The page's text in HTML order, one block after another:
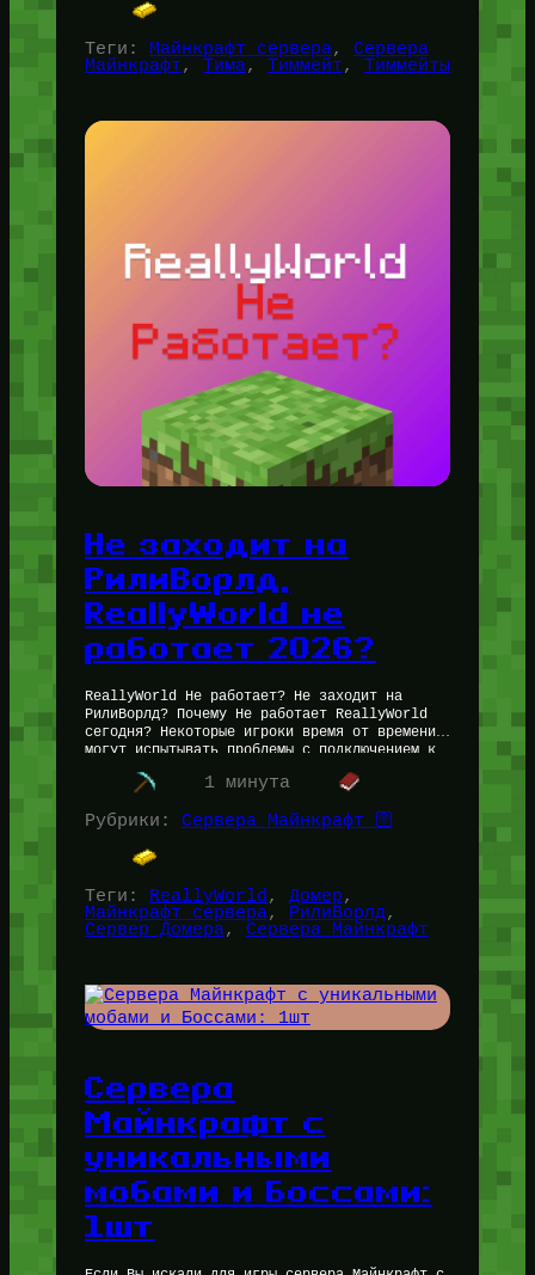
Теги: Майнкрафт сервера, Сервера
Майнкрафт, Тима, Тиммейт, Тиммейты
Не заходит на
РилиВорлд,
ReallyWorld не
работает 2026?
ReallyWorld Не работает? Не заходит на
РилиВорлд? Почему Не работает ReallyWorld
сегодня? Некоторые игроки время от времени
могут испытывать проблемы с подключением к
Майнкрафт Серверу ReallyWorld. Статус
Онлайна и работы…1 минута
Рубрики: Сервера Майнкрафт 🛜
Теги: ReallyWorld, Домер
Майнкрафт сервера, РилиВорлд
Сервер Домера, Сервера Майнкрафт
Сервера
Майнкрафт с
уникальными
мобами и Боссами:
1шт